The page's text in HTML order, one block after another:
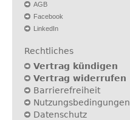
AGB
Facebook
LinkedIn
Rechtliches
Vertrag kündigen
Vertrag widerrufen
Barrierefreiheit
Nutzungsbedingungen
Datenschutz